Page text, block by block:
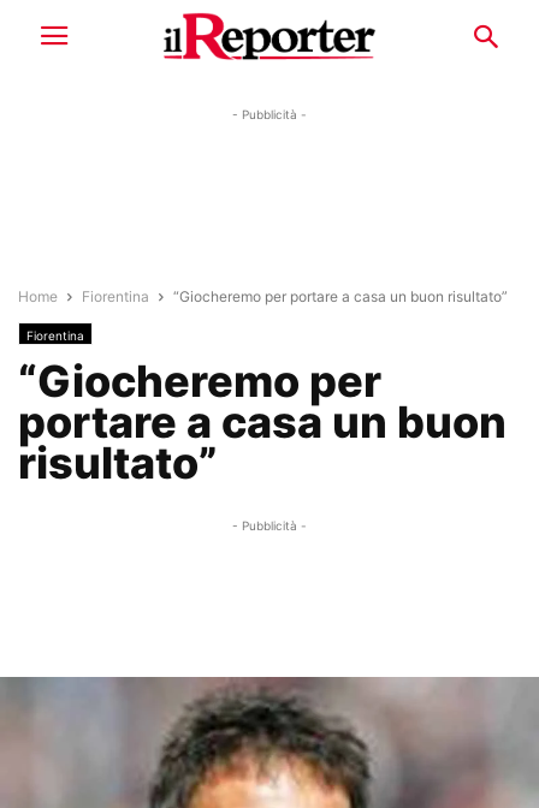
- Pubblicità -
Home Fiorentina “Giocheremo per portare a casa un buon risultato”
Fiorentina
“Giocheremo per
portare a casa un buon
risultato”
- Pubblicità -